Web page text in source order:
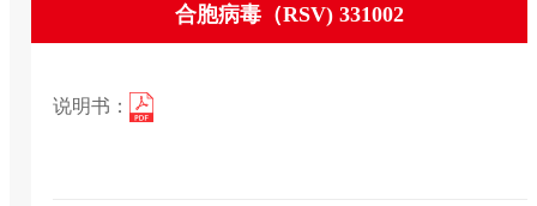
合胞病毒（RSV) 331002
说明书：